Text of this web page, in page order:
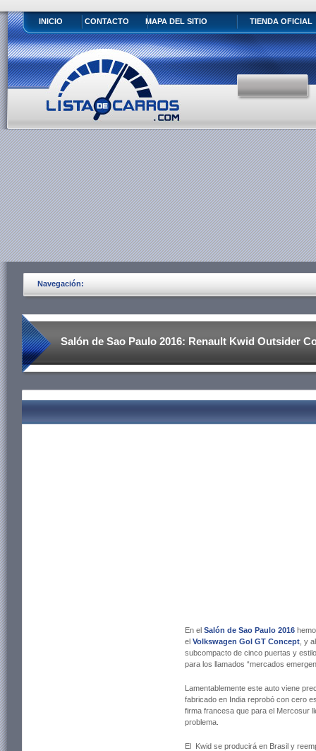
INICIO CONTACTO MAPA DEL SITIO TIENDA OFICIAL
Navegación:
Salón de Sao Paulo 2016: Renault Kwid Outsider
En el Salón de Sao Paulo 2016
el Volkswagen Gol GT Concept , y
subcompacto de cinco puertas y
para los llamados “mercados
Lamentablemente este auto viene
fabricado en India reprobó con cero
firma francesa que para el Mercosur
problema.
El Kwid se producirá en Brasil y